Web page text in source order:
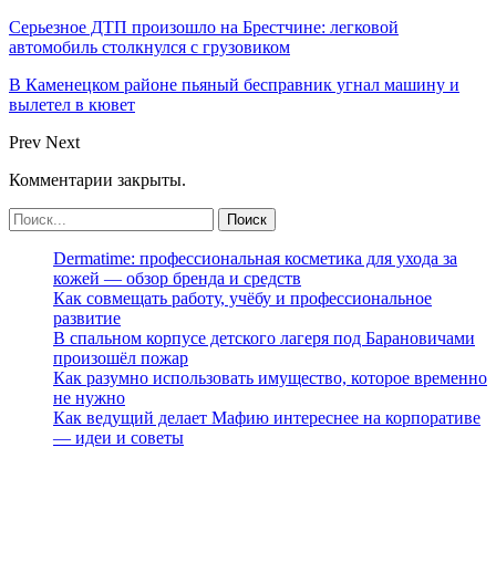
Серьезное ДТП произошло на Брестчине: легковой
автомобиль столкнулся с грузовиком
В Каменецком районе пьяный бесправник угнал машину и
вылетел в кювет
Prev Next
Комментарии закрыты.
Dermatime: профессиональная косметика для ухода за
кожей — обзор бренда и средств
Как совмещать работу, учёбу и профессиональное
развитие
В спальном корпусе детского лагеря под Барановичами
произошёл пожар
Как разумно использовать имущество, которое временно
не нужно
Как ведущий делает Мафию интереснее на корпоративе
— идеи и советы